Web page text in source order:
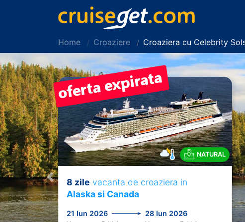
Home Croaziere Croaziera cu Celebrity
Previous
NATURAL
8 zile vacanta de croaziera in
Alaska si Canada
21 Iun 2026 28 Iun 2026